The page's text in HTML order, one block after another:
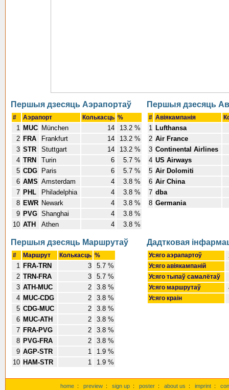
Першыя дзесяць Аэрапортаў
# Аэрапорт Колькасць %
1 MUC München 14
13.2 %
2 FRA Frankfurt 14
13.2 %
3 STR Stuttgart 14
13.2 %
4 TRN Turin 6
5.7 %
5 CDG Paris 6
5.7 %
6 AMS Amsterdam 4
3.8 %
7 PHL Philadelphia 4
3.8 %
8 EWR Newark 4
3.8 %
9 PVG Shanghai 4
3.8 %
10 ATH Athen 4 3.8 %
Першыя дзесяць
# Авіякампанія
1 Lufthansa
2 Air France
3 Continental Airlines
4 US Airways
5 Air Dolomiti
6 Air China
7 dba
8 Germania
Першыя дзесяць Маршрутаў
# Маршрут Колькасць %
1 FRA-TRN 3
5.7 %
2 TRN-FRA 3
5.7 %
3 ATH-MUC 2
3.8 %
4 MUC-CDG 2
3.8 %
5 CDG-MUC 2
3.8 %
6 MUC-ATH 2
3.8 %
7 FRA-PVG 2
3.8 %
8 PVG-FRA 2
3.8 %
9 AGP-STR 1
1.9 %
10 HAM-STR 1 1.9 %
Дадтковая
Усяго аэрапартоў
Усяго авіякампаній
Усяго тыпаў самалётаў
Усяго маршрутаў
Усяго краін
home : preview : sign up : poster : about us : imprint :